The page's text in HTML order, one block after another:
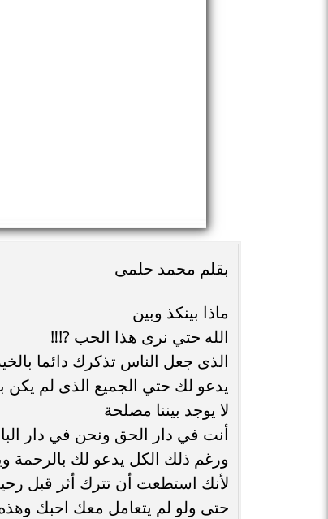
بقلم محمد حلمى
ماذا بينكذ وبين
الله حتي نرى هذا الحب ⁉️‼️
الذى جعل الناس تذكرك دائما
يدعو لك حتي الجميع الذى لم يكن
لا يوجد بيننا مصلحة
أنت في دار الحق ونحن في دار
ورغم ذلك الكل يدعو لك بالرحمة
لأنك استطعت أن تترك أثر قبل
حتى ولو لم يتعامل معك احبك